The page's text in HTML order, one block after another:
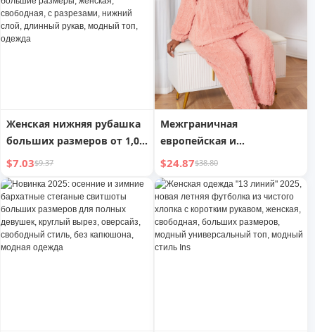
длинным рукавом,
повседневная домашняя
одежда Amazon
одежда, средне-длинная
защитная от солнца,
кардиган, универсальная
рубашка
Женская нижняя рубашка
больших размеров от 1,00
кг до 150,00 кг, весна-
осень, западный стиль,
большие размеры,
женская, свободная, с
разрезами, нижний слой,
длинный рукав, модный
$7.03$9.37
Межграничная
европейская и
американская женская
пижама больших
размеров, весна и осень,
бархатный пуловер с
круглым вырезом,
двухсекционный
$24.87$38.80